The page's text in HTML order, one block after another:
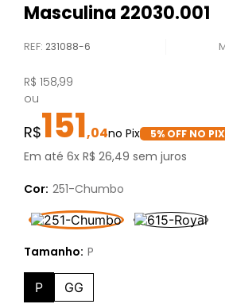
Masculina 22030.001
REF: 231088-6
R$ 158,99
ou
151,04 5% OFF NO PIX
Em até6xR$ 26,49 sem juros
Cor: 251-Chumbo
Tamanho: P
P GG